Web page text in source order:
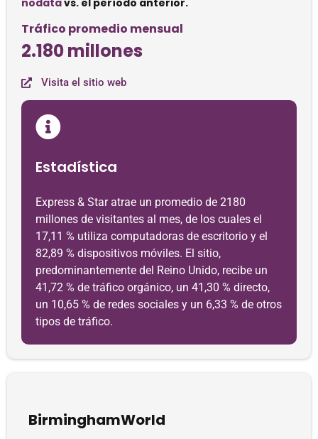
nodatavs. el período anterior.
Tráfico promedio mensual
2.180 millones
Visita el sitio web
Estadística
Express & Star atrae un promedio de 2180
millones de visitantes al mes, de los cuales el
17,11 % utiliza computadoras de escritorio y el
82,89 % dispositivos móviles. El sitio,
predominantemente del Reino Unido, recibe un
41,72 % de tráfico orgánico, un 41,30 % directo,
un 10,65 % de redes sociales y un 6,33 % de otros
tipos de tráfico.
BirminghamWorld